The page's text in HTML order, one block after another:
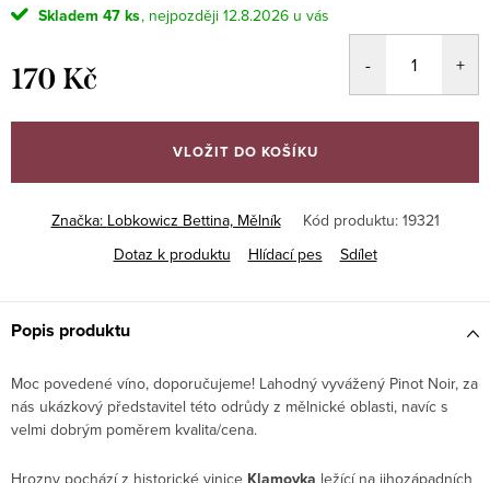
Skladem 47 ks 12.8.2026
170 Kč
cena:
VLOŽIT DO KOŠÍKU
Značka: Lobkowicz Bettina, Mělník Kód produktu: 19321
Dotaz k produktu
Hlídací pes Sdílet
Popis produktu
Moc povedené víno, doporučujeme! Lahodný vyvážený Pinot Noir, za
nás ukázkový představitel této odrůdy z mělnické oblasti, navíc s
velmi dobrým poměrem kvalita/cena.